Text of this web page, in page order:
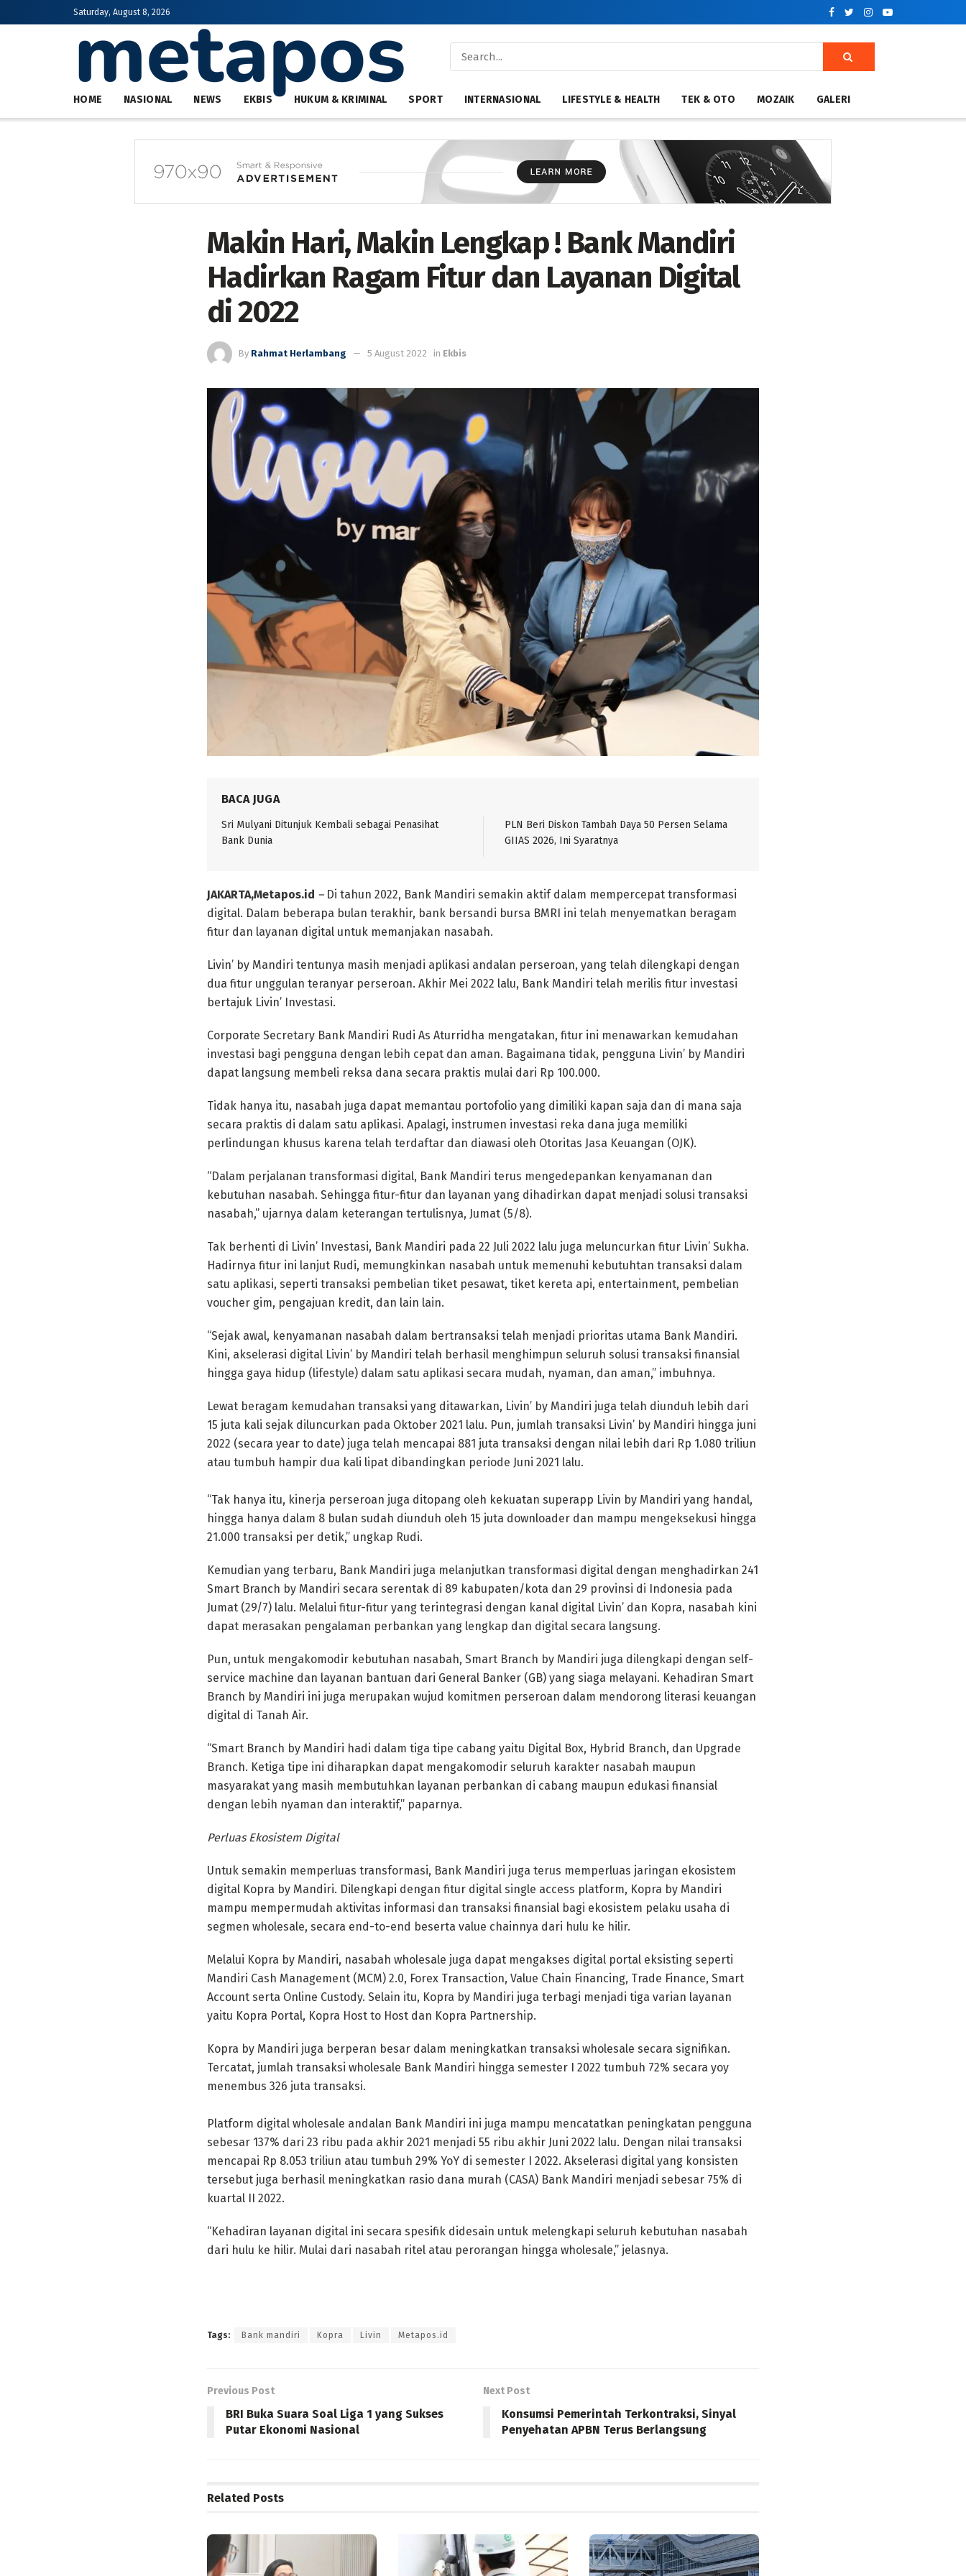
Saturday, August 8, 2026
HOME NASIONAL NEWS EKBIS HUKUM & KRIMINAL SPORT INTERNASIONAL LIFESTYLE & HEALTH TEK & OTO MOZAIK GALERI
Makin Hari, Makin Lengkap ! Bank Mandiri
Hadirkan Ragam Fitur dan Layanan Digital
di 2022
By Rahmat Herlambang 5 August 2022 in Ekbis
BACA JUGA
Sri Mulyani Ditunjuk Kembali sebagai Penasihat
Bank Dunia
PLN Beri Diskon Tambah Daya 50 Persen Selama
GIIAS 2026, Ini Syaratnya
JAKARTA,Metapos.id –Di tahun 2022, Bank Mandiri semakin aktif dalam mempercepat transformasi
digital. Dalam beberapa bulan terakhir, bank bersandi bursa BMRI ini telah menyematkan beragam
fitur dan layanan digital untuk memanjakan nasabah.
Livin’ by Mandiri tentunya masih menjadi aplikasi andalan perseroan, yang telah dilengkapi dengan
dua fitur unggulan teranyar perseroan. Akhir Mei 2022 lalu, Bank Mandiri telah merilis fitur investasi
bertajuk Livin’ Investasi.
Corporate Secretary Bank Mandiri Rudi As Aturridha mengatakan, fitur ini menawarkan kemudahan
investasi bagi pengguna dengan lebih cepat dan aman. Bagaimana tidak, pengguna Livin’ by Mandiri
dapat langsung membeli reksa dana secara praktis mulai dari Rp 100.000.
Tidak hanya itu, nasabah juga dapat memantau portofolio yang dimiliki kapan saja dan di mana saja
secara praktis di dalam satu aplikasi. Apalagi, instrumen investasi reka dana juga memiliki
perlindungan khusus karena telah terdaftar dan diawasi oleh Otoritas Jasa Keuangan (OJK).
“Dalam perjalanan transformasi digital, Bank Mandiri terus mengedepankan kenyamanan dan
kebutuhan nasabah. Sehingga fitur-fitur dan layanan yang dihadirkan dapat menjadi solusi transaksi
nasabah,” ujarnya dalam keterangan tertulisnya, Jumat (5/8).
Tak berhenti di Livin’ Investasi, Bank Mandiri pada 22 Juli 2022 lalu juga meluncurkan fitur Livin’ Sukha.
Hadirnya fitur ini lanjut Rudi, memungkinkan nasabah untuk memenuhi kebutuhtan transaksi dalam
satu aplikasi, seperti transaksi pembelian tiket pesawat, tiket kereta api, entertainment, pembelian
voucher gim, pengajuan kredit, dan lain lain.
“Sejak awal, kenyamanan nasabah dalam bertransaksi telah menjadi prioritas utama Bank Mandiri.
Kini, akselerasi digital Livin’ by Mandiri telah berhasil menghimpun seluruh solusi transaksi finansial
hingga gaya hidup (lifestyle) dalam satu aplikasi secara mudah, nyaman, dan aman,” imbuhnya.
Lewat beragam kemudahan transaksi yang ditawarkan, Livin’ by Mandiri juga telah diunduh lebih dari
15 juta kali sejak diluncurkan pada Oktober 2021 lalu. Pun, jumlah transaksi Livin’ by Mandiri hingga juni
2022 (secara year to date) juga telah mencapai 881 juta transaksi dengan nilai lebih dari Rp 1.080 triliun
atau tumbuh hampir dua kali lipat dibandingkan periode Juni 2021 lalu.
“Tak hanya itu, kinerja perseroan juga ditopang oleh kekuatan superapp Livin by Mandiri yang handal,
hingga hanya dalam 8 bulan sudah diunduh oleh 15 juta downloader dan mampu mengeksekusi hingga
21.000 transaksi per detik,” ungkap Rudi.
Kemudian yang terbaru, Bank Mandiri juga melanjutkan transformasi digital dengan menghadirkan 241
Smart Branch by Mandiri secara serentak di 89 kabupaten/kota dan 29 provinsi di Indonesia pada
Jumat (29/7) lalu. Melalui fitur-fitur yang terintegrasi dengan kanal digital Livin’ dan Kopra, nasabah kini
dapat merasakan pengalaman perbankan yang lengkap dan digital secara langsung.
Pun, untuk mengakomodir kebutuhan nasabah, Smart Branch by Mandiri juga dilengkapi dengan self-
service machine dan layanan bantuan dari General Banker (GB) yang siaga melayani. Kehadiran Smart
Branch by Mandiri ini juga merupakan wujud komitmen perseroan dalam mendorong literasi keuangan
digital di Tanah Air.
“Smart Branch by Mandiri hadi dalam tiga tipe cabang yaitu Digital Box, Hybrid Branch, dan Upgrade
Branch. Ketiga tipe ini diharapkan dapat mengakomodir seluruh karakter nasabah maupun
masyarakat yang masih membutuhkan layanan perbankan di cabang maupun edukasi finansial
dengan lebih nyaman dan interaktif,” paparnya.
Perluas Ekosistem Digital
Untuk semakin memperluas transformasi, Bank Mandiri juga terus memperluas jaringan ekosistem
digital Kopra by Mandiri. Dilengkapi dengan fitur digital single access platform, Kopra by Mandiri
mampu mempermudah aktivitas informasi dan transaksi finansial bagi ekosistem pelaku usaha di
segmen wholesale, secara end-to-end beserta value chainnya dari hulu ke hilir.
Melalui Kopra by Mandiri, nasabah wholesale juga dapat mengakses digital portal eksisting seperti
Mandiri Cash Management (MCM) 2.0, Forex Transaction, Value Chain Financing, Trade Finance, Smart
Account serta Online Custody. Selain itu, Kopra by Mandiri juga terbagi menjadi tiga varian layanan
yaitu Kopra Portal, Kopra Host to Host dan Kopra Partnership.
Kopra by Mandiri juga berperan besar dalam meningkatkan transaksi wholesale secara signifikan.
Tercatat, jumlah transaksi wholesale Bank Mandiri hingga semester I 2022 tumbuh 72% secara yoy
menembus 326 juta transaksi.
Platform digital wholesale andalan Bank Mandiri ini juga mampu mencatatkan peningkatan pengguna
sebesar 137% dari 23 ribu pada akhir 2021 menjadi 55 ribu akhir Juni 2022 lalu. Dengan nilai transaksi
mencapai Rp 8.053 triliun atau tumbuh 29% YoY di semester I 2022. Akselerasi digital yang konsisten
tersebut juga berhasil meningkatkan rasio dana murah (CASA) Bank Mandiri menjadi sebesar 75% di
kuartal II 2022.
“Kehadiran layanan digital ini secara spesifik didesain untuk melengkapi seluruh kebutuhan nasabah
dari hulu ke hilir. Mulai dari nasabah ritel atau perorangan hingga wholesale,” jelasnya.
Tags: Bank mandiri Kopra Livin Metapos.id
Previous Post
BRI Buka Suara Soal Liga 1 yang Sukses
Putar Ekonomi Nasional
Next Post
Konsumsi Pemerintah Terkontraksi, Sinyal
Penyehatan APBN Terus Berlangsung
Related Posts